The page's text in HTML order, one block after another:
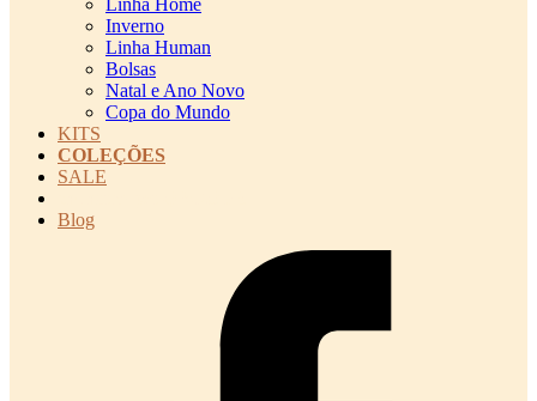
Linha Home
Inverno
Linha Human
Bolsas
Natal e Ano Novo
Copa do Mundo
KITS
COLEÇÕES
SALE
Blog